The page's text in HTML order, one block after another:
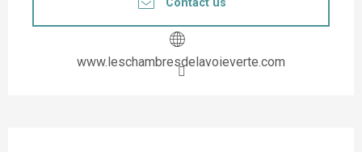
Contact us
www.leschambresdelavoieverte.com